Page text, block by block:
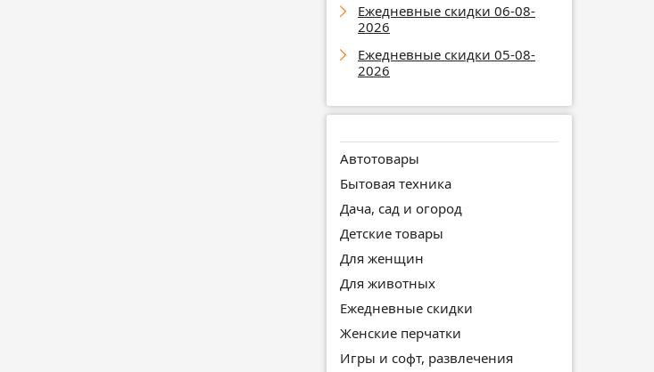
Ежедневные скидки 06-08-
2026
Ежедневные скидки 05-08-
2026
Автотовары
Бытовая техника
Дача, сад и огород
Детские товары
Для женщин
Для животных
Ежедневные скидки
Женские перчатки
Игры и софт, развлечения